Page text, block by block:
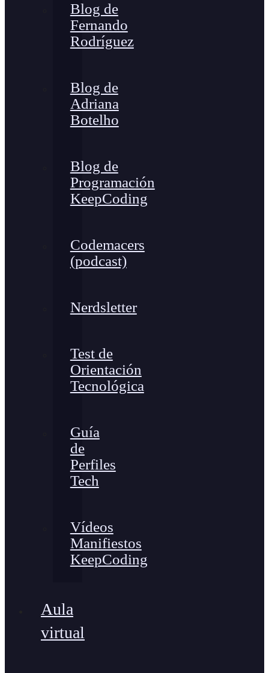
Blog de
Fernando
Rodríguez
Blog de
Adriana
Botelho
Blog de
Programación
KeepCoding
Codemacers
(podcast)
Nerdsletter
Test de
Orientación
Tecnológica
Guía
de
Perfiles
Tech
Vídeos
Manifiestos
KeepCoding
Aula
virtual